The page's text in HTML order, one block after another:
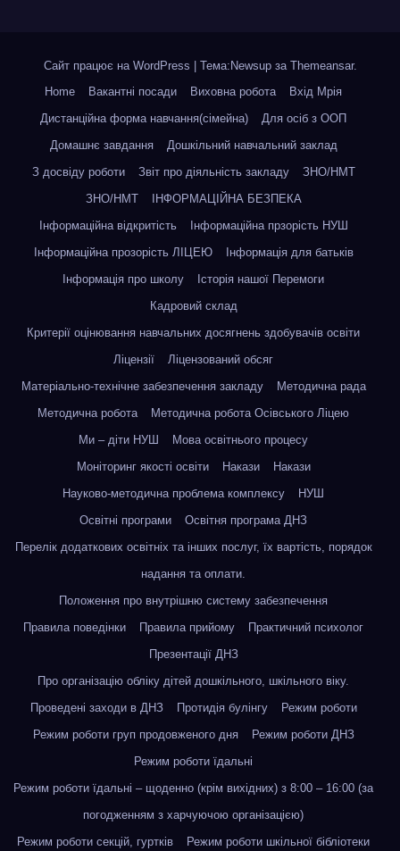
Сайт працює на WordPress Тема:Newsup за Themeansar.
Home
Вакантні посади Виховна робота
Вхід Мрія
Дистанційна форма навчання(сімейна)
Для осіб з ООП
Домашнє завдання
Дошкільний навчальний заклад
З досвіду роботи
Звіт про діяльність закладу
ЗНО/НМТ
ЗНО/НМТ
ІНФОРМАЦІЙНА БЕЗПЕКА
Інформаційна відкритість
Інформаційна прзорість НУШ
Інформаційна прозорість ЛІЦЕЮ
Інформація для батьків
Інформація про школу
Історія нашої Перемоги
Кадровий склад
Критерії оцінювання навчальних досягнень здобувачів освіти
Ліцензії
Ліцензований обсяг
Матеріально-технічне забезпечення закладу
Методична рада
Методична робота
Методична робота Осівського Ліцею
Ми – діти НУШ
Мова освітнього процесу
Моніторинг якості освіти
Накази
Накази
Науково-методична проблема комплексу
НУШ
Освітні програми
Освітня програма ДНЗ
Перелік додаткових освітніх та інших послуг, їх вартість, порядок
надання та оплати.
Положення про внутрішню систему забезпечення
Правила поведінки
Правила прийому
Практичний психолог
Презентації ДНЗ
Про організацію обліку дітей дошкільного, шкільного віку.
Проведені заходи в ДНЗ
Протидія булінгу
Режим роботи
Режим роботи груп продовженого дня
Режим роботи ДНЗ
Режим роботи їдальні
Режим роботи їдальні – щоденно (крім вихідних) з 8:00 – 16:00 (за
погодженням з харчуючою організацією)
Режим роботи секцій, гуртків
Режим роботи шкільної бібліотеки